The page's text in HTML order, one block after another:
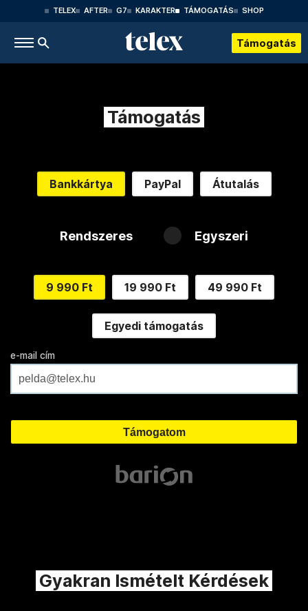
TELEX AFTER G7 KARAKTER TÁMOGATÁS SHOP
Támogatás
Támogatás
Bankkártya PayPal Átutalás
Rendszeres Egyszeri
9 990 Ft 19 990 Ft 49 990 Ft
Egyedi támogatás
e-mail cím
Gyakran Ismételt Kérdések